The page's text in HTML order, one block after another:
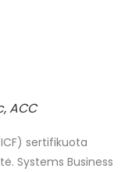
ACC
sertifikuota
Systems Business